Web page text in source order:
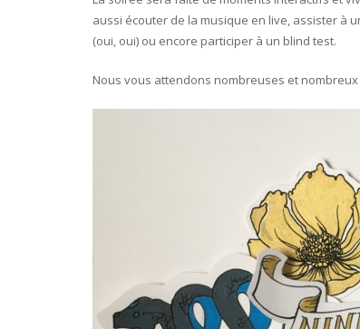
aussi écouter de la musique en live, assister à
(oui, oui) ou encore participer à un blind test.
Nous vous attendons nombreuses et